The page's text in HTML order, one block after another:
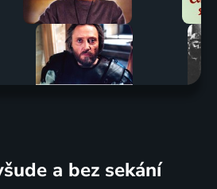
a bez sekání